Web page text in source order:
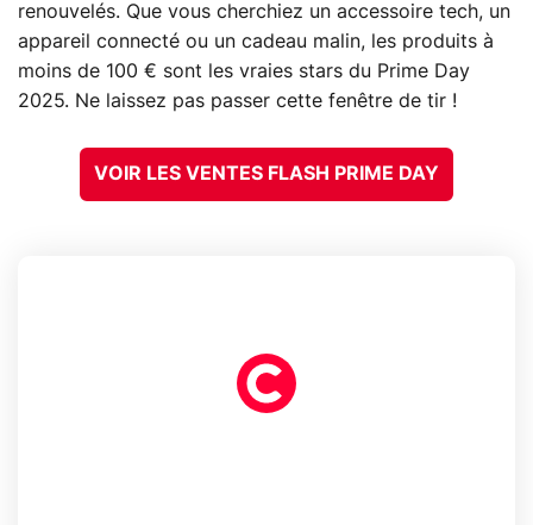
renouvelés. Que vous cherchiez un accessoire tech, un
appareil connecté ou un cadeau malin, les produits à
moins de 100 € sont les vraies stars du Prime Day
2025. Ne laissez pas passer cette fenêtre de tir !
VOIR LES VENTES FLASH PRIME DAY